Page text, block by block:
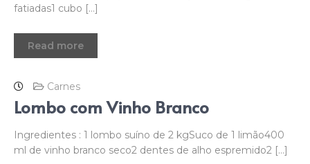
fatiadas1 cubo […]
Read more
Carnes
Lombo com Vinho Branco
Ingredientes : 1 lombo suíno de 2 kgSuco de 1 limão400
ml de vinho branco seco2 dentes de alho espremido2 […]